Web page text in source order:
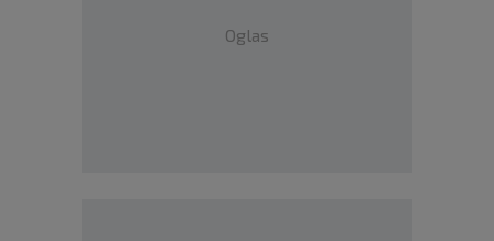
Oglas